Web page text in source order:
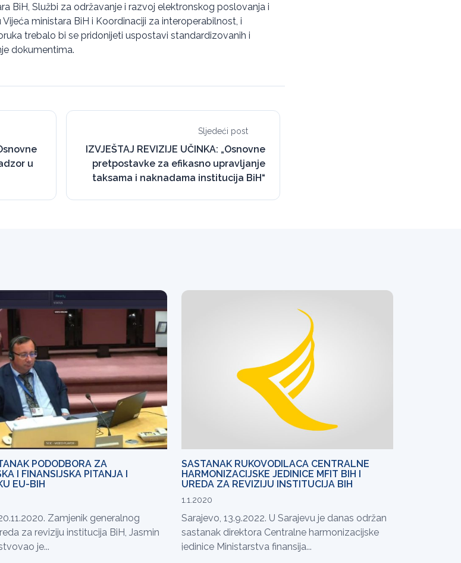
BiH, Službi za održavanje i razvoj elektronskog poslovanja i
ministara BiH i Koordinaciji za interoperabilnost, i
trebalo bi se pridonijeti uspostavi standardizovanih i
dokumentima.
u
Sljedeći post
IZVJEŠTAJ REVIZIJE UČINKA: „Osnovne
pretpostavke za efikasno upravljanje
taksama i naknadama institucija BiH“
PODODBORA ZA
I FINANSIJSKA PITANJA I
EU-BIH
Zamjenik generalnog
za reviziju institucija BiH, Jasmin
je...
SASTANAK RUKOVODILACA CENTRALNE
HARMONIZACIJSKE JEDINICE MFIT BIH I
UREDA ZA REVIZIJU INSTITUCIJA BIH
1.1.2020
Sarajevo, 13.9.2022. U Sarajevu je danas održan
sastanak direktora Centralne harmonizacijske
jedinice Ministarstva finansija...